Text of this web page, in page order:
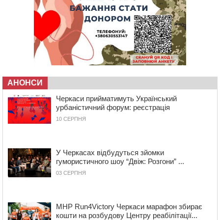
Всі опинилися в кюветі: у Будищі зіткнулися два
автомобілі та мотоцикл
На Черкащині боржникам за електроенергію
нарахують 3% річних та інфляційні втрати
Черкащина серед лідерів за кількістю штрафів для
ТЦК
форум: реєстрація
09 СЕРПНЯ 2026, НЕДІЛЯ
звернулася до суду
17:27 У Черкасах триває завершальний етап прийому заяв
на літній відпочинок дітей пільгових категорій
13:15 Від початку року на водоймах Черкащини загинули
37 людей, серед них 2 дітей
АНОНСИ
Черкаси прийматимуть Український
урбаністичний форум: реєстрація
10 СЕРПНЯ
У Черкасах відбудуться зйомки
гумористичного шоу “Двіж: Розгони” ...
03 СЕРПНЯ
MHP Run4Victory Черкаси марафон збирає
кошти на розбудову Центру реабілітації...